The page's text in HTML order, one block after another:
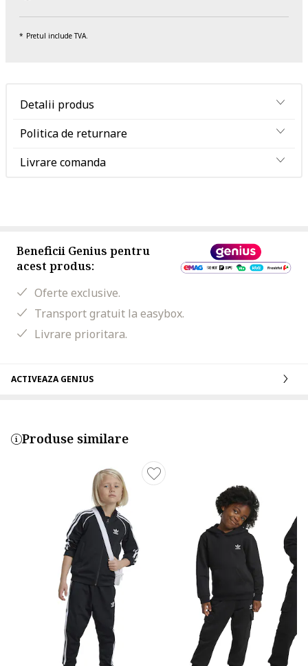
Pretul include TVA.
Detalii produs
Politica de returnare
Livrare comanda
Beneficii Genius pentru
acest produs:
Oferte exclusive.
Transport gratuit la easybox.
Livrare prioritara.
ACTIVEAZA GENIUS
Produse similare